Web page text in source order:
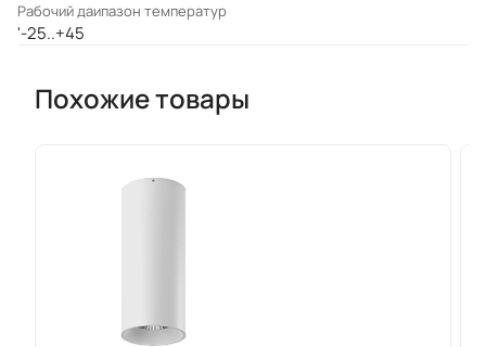
Рабочий даипазон температур
'-25..+45
Похожие товары